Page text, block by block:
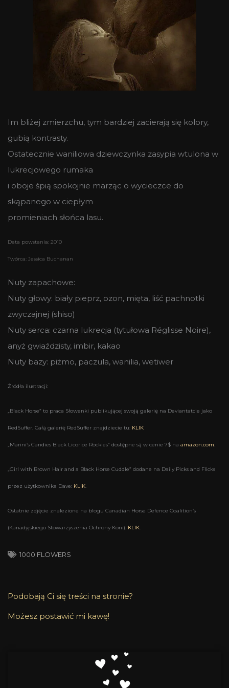
Im bliżej zmierzchu, tym bardziej zacierają się kolory,
gubią kontrasty.
Ostatecznie waniliowa dziewczynka zasypia wtulona w
lukrecjowego rumaka
i oboje śpią spokojnie marząc o wycieczce do
skąpanego w ciepłym
promieniach słońca lasu.
Data powstania: 2010
Twórca: Jessica Buchanan
Nuty zapachowe:
Nuty głowy: biały pieprz, ozon, mięta, liść pachnotki
zwyczajnej (shiso)
Nuty serca: czarna lukrecja (tytułowa Réglisse Noire),
anyż gwiaździsty, imbir, kakao
Nuty bazy: piżmo, paczula, wanilia, wetiwer
Źródła ilustracji:
„Black Horse” to praca Słowenki publikującej swoją galerię na Deviantatcie jako
RedSuffer. Całą galerię RedSuffer znajdziecie tu: KLIK
„Marini’s Candies Black Licorice Rockies” dostępne są w cenie 7$ na amazon.com.
„Girl with Brown Hair and a Black Horse Cuddle” dodane na Daily Picks and Flicks
przez użytkownika Dave: KLIK.
Ostatnie zdjęcie znalezione na blogu Canadian Horse Defence Coalition’s
(Kanadyjskiego Stowarzyszenia Ochrony Koni): KLIK.
1000 FLOWERS
Podobają Ci się treści na stronie?
Możesz postawić mi kawę!